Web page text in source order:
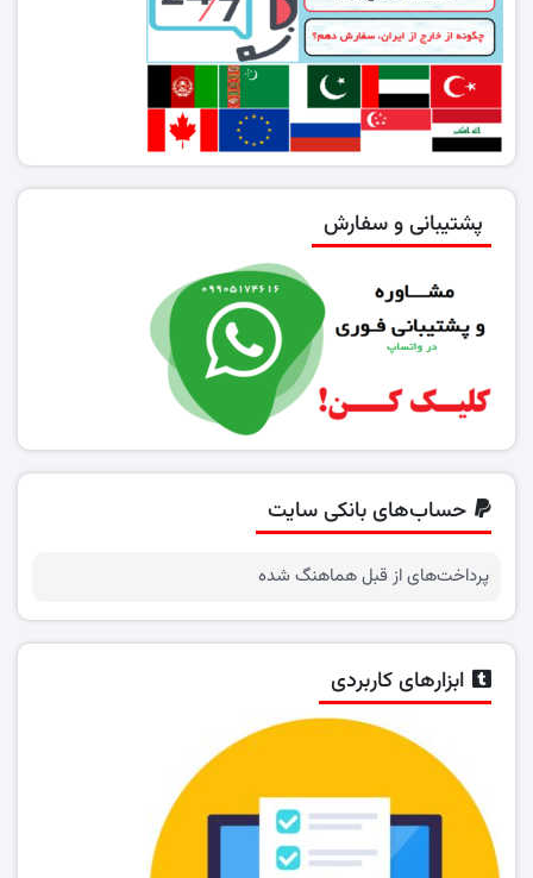
پشتیبانی و سفارش
حساب‌های بانکی سایت
پرداخت‌های از قبل هماهنگ شده
ابزارهای کاربردی